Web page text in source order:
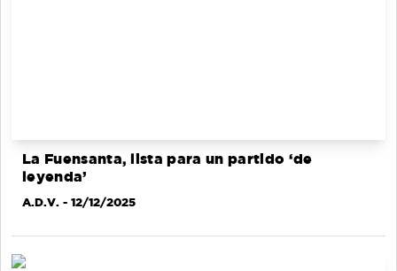
La Fuensanta, lista para un partido ‘de
leyenda’
A.D.V. - 12/12/2025